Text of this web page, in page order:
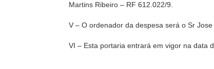
Martins Ribeiro – RF 612.022/9.
V – O ordenador da despesa será o Sr
VI – Esta portaria entrará em vigor na data